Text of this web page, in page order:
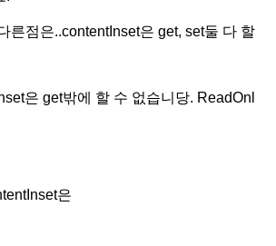
른점은..contentInset은 get, set둘 다 할
은 get밖에 할 수 없습니당. ReadOnl
은